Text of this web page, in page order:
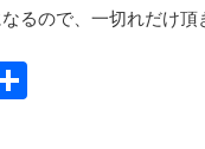
るので、一切れだけ頂